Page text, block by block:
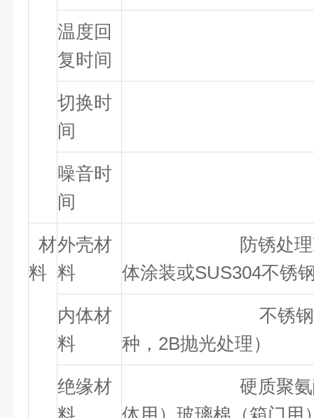
温度回
复时间
切换时
间
噪音时
间
材
料
外壳材
料
防锈处理冷轧
体涂装或SUS304不锈
内体材
料
不锈钢板（
种，2B抛光处理）
绝缘材
硬质聚氨酯泡